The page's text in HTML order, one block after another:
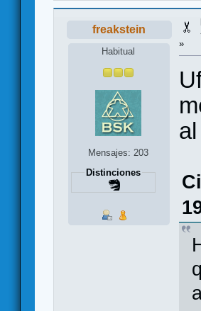
freakstein
Habitual
Mensajes: 203
Distinciones
»